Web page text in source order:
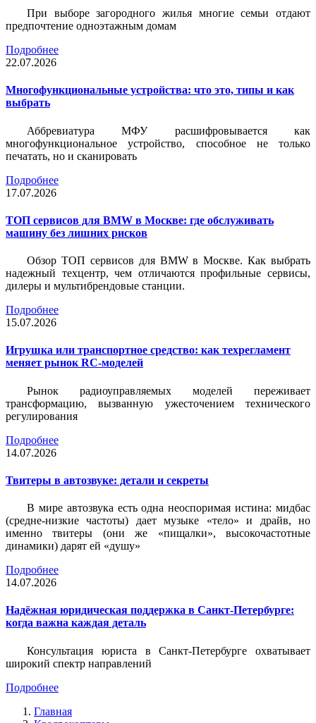
При выборе загородного жилья многие семьи отдают
предпочтение одноэтажным домам
Подробнее
22.07.2026
Многофункциональные устройства: что это, типы и как
выбрать
Аббревиатура МФУ расшифровывается как
многофункциональное устройство, способное не только
печатать, но и сканировать
Подробнее
17.07.2026
ТОП сервисов для BMW в Москве: где обслуживать
машину без лишних рисков
Обзор ТОП сервисов для BMW в Москве. Как выбрать
надежный техцентр, чем отличаются профильные сервисы,
дилеры и мультибрендовые станции.
Подробнее
15.07.2026
Игрушка или транспортное средство: как техрегламент
меняет рынок RC-моделей
Рынок радиоуправляемых моделей переживает
трансформацию, вызванную ужесточением технического
регулирования
Подробнее
14.07.2026
Твитеры в автозвуке: детали и секреты
В мире автозвука есть одна неоспоримая истина: мидбас
(средне-низкие частоты) дает музыке «тело» и драйв, но
именно твитеры (они же «пищалки», высокочастотные
динамики) дарят ей «душу»
Подробнее
14.07.2026
Надёжная юридическая поддержка в Санкт-Петербурге:
когда важна каждая деталь
Консультация юриста в Санкт-Петербурге охватывает
широкий спектр направлений
Подробнее
Главная